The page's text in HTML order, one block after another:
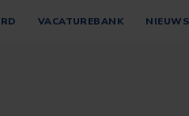
VACATUREBANK NIEUWS